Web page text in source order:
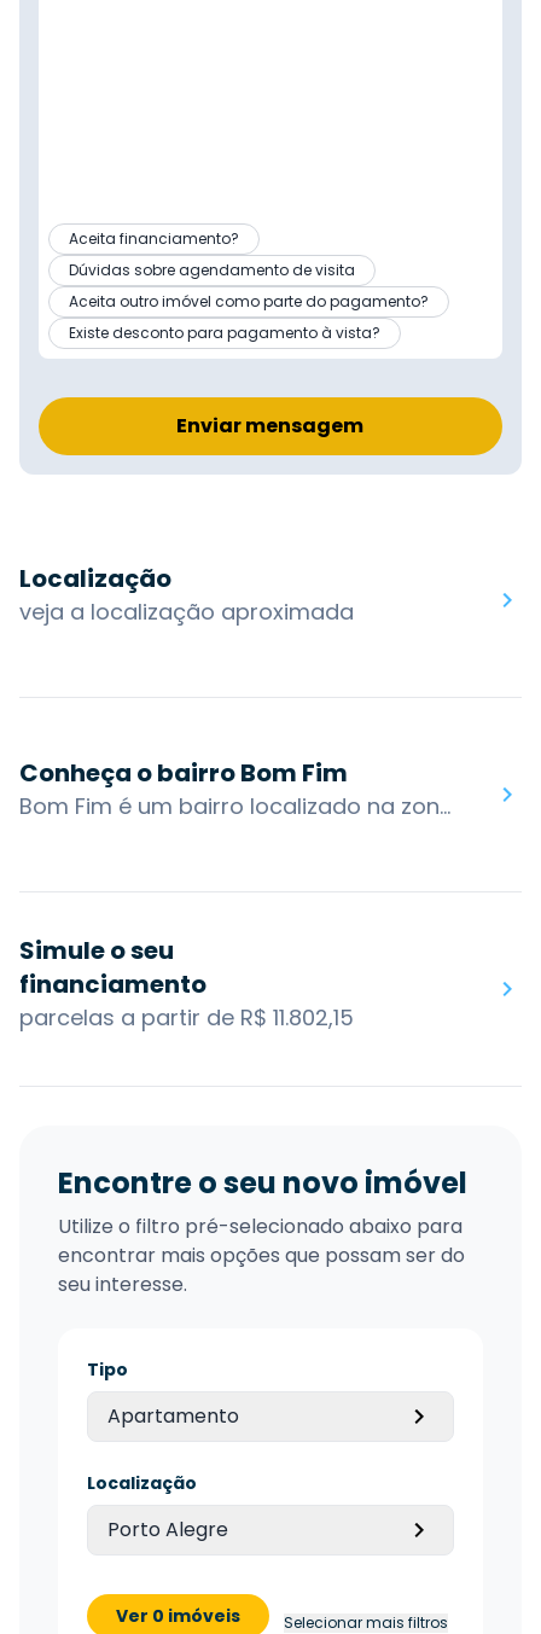
Aceita financiamento?
Dúvidas sobre agendamento de visita
Aceita outro imóvel como parte do pagamento?
Existe desconto para pagamento à vista?
Enviar mensagem
Localização
veja a localização aproximada
Conheça o bairro Bom Fim
Bom Fim é um bairro localizado na zona central de Porto Alegre. Possui uma grande diversidade de moradores e é uma área habitacional muito desejada. A atmosfera do bairro é efervescente e diversificada. Possui ruas residenciais bem movimentadas, além de prédios e casas com construções históricas espalhadas pelo bairro.Apesar da atual diversidade de moradores, o Bom Fim permanece como símbolo da colonização judaica em Porto Alegre. Nele e em seu entorno se situam universidades, escolas, capelas, sinagogas, o Parque Farroupilha e o Brique da Redenção.O bairro possui acesso por algumas das principais vias da cidade: Av. Osvaldo Aranha, R. Henrique Dias, R. Fernandes Vieira, R. Dr. Barros Cassal, R. Felipe Camarão e Av. Independência. Os bairros nos arredores são: Independência, Rio Branco, Centro Histórico e Cidade Baixa.Você encontra no bairro Bom Fim: Zaffari Fernandes Vieira, Hospital Materno Infantil Presidente Vargas, Colégio Marista Rosário, Lancheria do Parque
Simule o seu
financiamento
parcelas a partir de R$ 11.802,15
Encontre o seu novo imóvel
Utilize o filtro pré-selecionado abaixo para
encontrar mais opções que possam ser do
seu interesse.
Tipo
Apartamento
Localização
Porto Alegre
Ver 0 imóveis Selecionar mais filtros